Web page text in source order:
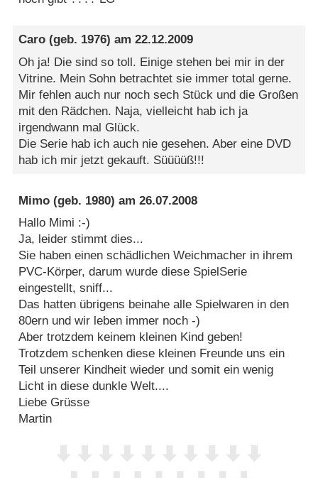
Caro (geb. 1976) am22.12.2009
Oh ja! Die sind so toll. Einige stehen bei mir in der
Vitrine. Mein Sohn betrachtet sie immer total gerne.
Mir fehlen auch nur noch sech Stück und die Großen
mit den Rädchen. Naja, vielleicht hab ich ja
irgendwann mal Glück.
Die Serie hab ich auch nie gesehen. Aber eine DVD
hab ich mir jetzt gekauft. Süüüüß!!!
Mimo (geb. 1980) am26.07.2008
Hallo Mimi :-)
Ja, leider stimmt dies...
Sie haben einen schädlichen Weichmacher in ihrem
PVC-Körper, darum wurde diese SpielSerie
eingestellt, sniff...
Das hatten übrigens beinahe alle Spielwaren in den
80ern und wir leben immer noch -)
Aber trotzdem keinem kleinen Kind geben!
Trotzdem schenken diese kleinen Freunde uns ein
Teil unserer Kindheit wieder und somit ein wenig
Licht in diese dunkle Welt....
Liebe Grüsse
Martin